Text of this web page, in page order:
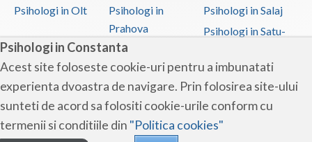
Psihologi in Constanta
Acest site foloseste cookie-uri pentru a imbunatati
experienta dvoastra de navigare. Prin folosirea site-ului
sunteti de acord sa folositi cookie-urile conform cu
termenii si conditiile din "Politica cookies"
Psihologi in Olt
Psihologi in
Prahova
Psihologi in Salaj
Psihologi in Satu-
Psihologi in Sibiu
Psihologi in
Suceava
Psihologi in
Teleorman
Psihologi in Timis
Psihologi in Tulcea Psihologi in Valcea
Psihologi in Vaslui
Psihologi in